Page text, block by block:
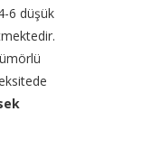
6 düşük